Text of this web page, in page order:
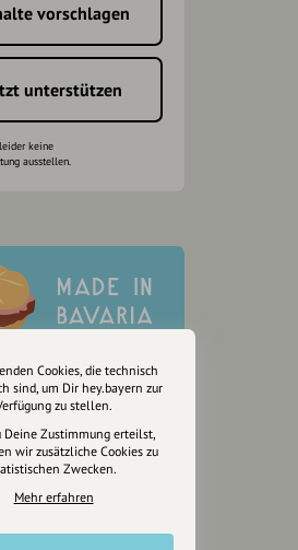
vorschlagen
unterstützen
keine
ausstellen.
Cookies, die technisch
sind, um Dir hey.bayern zur
zu stellen.
Deine Zustimmung erteilst,
wir zusätzliche Cookies zu
Zwecken.
Mehr erfahren